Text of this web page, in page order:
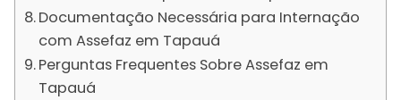
Documentação Necessária para Internação
com Assefaz em Tapauá
Perguntas Frequentes Sobre Assefaz em
Tapauá